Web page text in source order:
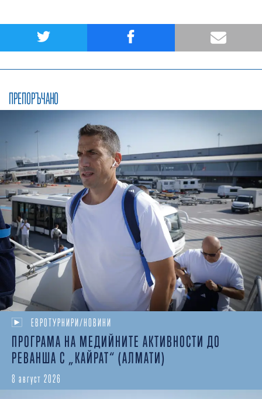
ПРЕПОРЪЧАНО
ЕВРОТУРНИРИ/НОВИНИ
ПРОГРАМА НА МЕДИЙНИТЕ АКТИВНОСТИ ДО
РЕВАНША С „КАЙРАТ“ (АЛМАТИ)
8 август 2026